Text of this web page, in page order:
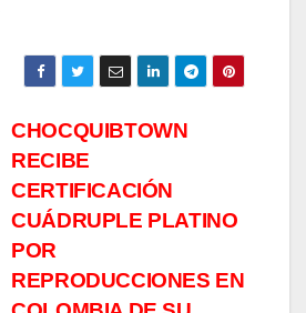
CHOCQUIBTOWN
RECIBE
CERTIFICACIÓN
CUÁDRUPLE PLATINO
POR
REPRODUCCIONES EN